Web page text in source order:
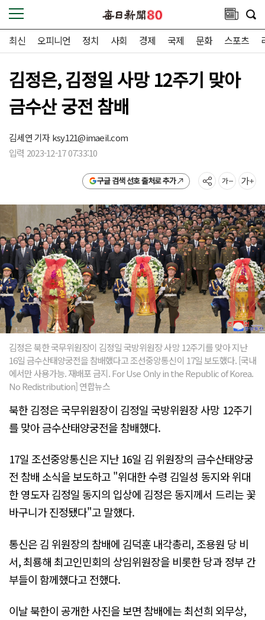
최신 오피니언 정치 사회 경제 국제 문화 스포츠
김정은, 김정일 사망 12주기 맞아
금수산 궁전 참배
김세연 기자ksy121@imaeil.com
입력 2023-12-17 07:33:10
구글 검색 선호 출처로 추가
김정은 북한 국무위원장이 김정일 국방위원장 사망 12주기를 맞아 지난
16일 금수산태양궁전을 참배했다고 조선중앙통신이 17일 보도했다. [국내
에서만 사용가능. 재배포 금지. For Use Only in the Republic of Korea.
No Redistribution] 연합뉴스
북한 김정은 국무위원장이 김정일 국방위원장 사망 12주기
를 맞아 금수산태양궁전을 참배했다.
17일 조선중앙통신은 지난 16일 김 위원장의 금수산태양궁
전 참배 소식을 보도하고 "위대한 수령 김일성 동지와 위대
한 영도자 김정일 동지의 입상에 김정은 동지께서 드리는 꽃
바구니가 진정됐다"고 말했다.
통신은 김 위원장의 참배에 김덕훈 내각총리, 조용원 당 비
서, 최룡해 최고인민회의 상임위원장을 비롯한 당과 정부 간
부들이 함께했다고 전했다.
이날 북한이 공개한 사진을 보면 참배에는 최선희 외무상,